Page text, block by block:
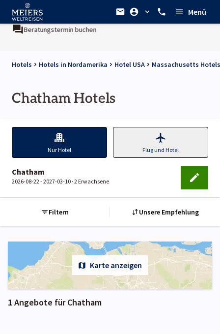
Menü
Beratungstermin buchen
Hotels Hotels in Nordamerika Hotel USA Massachusetts Hotels
Chatham Hotels
Nur Hotel Flug und Hotel
Chatham
2026-08-22 - 2027-03-10 · 2 Erwachsene
Filtern Unsere Empfehlung
Karte anzeigen
1 Angebote für Chatham